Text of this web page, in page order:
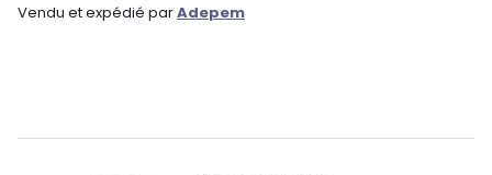
Vendu et expédié parAdepem